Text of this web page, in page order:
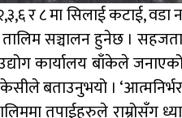
र ८ मा सिलाई कटाई, वडा
तालिम सञ्चालन हुनेछ ।
कार्यालय बाँकेले
केसीले बताउनुभयो ।
तपाईहरुले राम्रोसँग